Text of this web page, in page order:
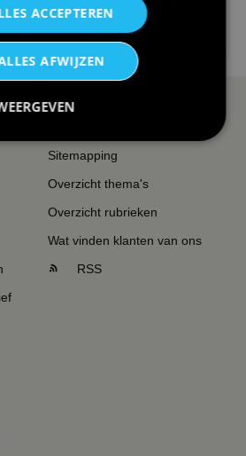
korfbal t-shirt sport s...
OVERZICHT
Sitemapping
Overzicht thema's
Overzicht rubrieken
Wat vinden klanten van ons
RSS
ACCEPTEREN
AFWIJZEN